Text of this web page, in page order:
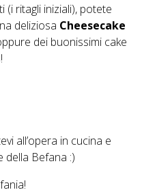
(i ritagli iniziali), potete
deliziosa Cheesecake
dei buonissimi cake
all’opera in cucina e
della Befana :)